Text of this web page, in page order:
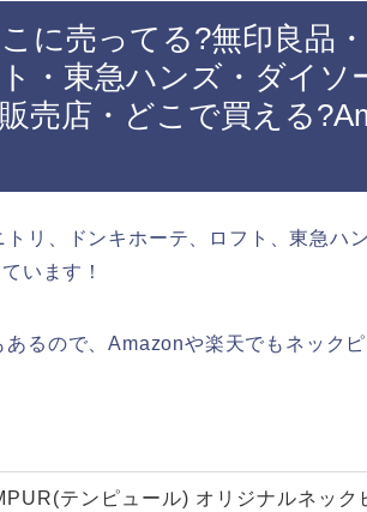
に売ってる?無印良品
・東急ハンズ・ダイソ
売店・どこで買える
リ、ドンキホーテ、ロフト、東急ハ
います！
るので、Amazonや楽天でもネック
テンピュール) オリジナルネック